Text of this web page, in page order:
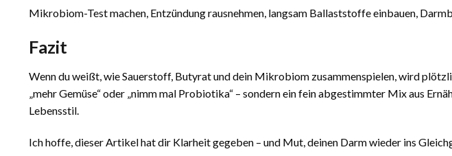
Mikrobiom-Test machen, Entzündung rausnehmen, langsam Ballaststoffe einbauen,
Fazit
Wenn du weißt, wie Sauerstoff, Butyrat und dein Mikrobiom zusammenspielen, wird
„mehr Gemüse“ oder „nimm mal Probiotika“ – sondern ein fein abgestimmter Mix aus
Lebensstil.
Ich hoffe, dieser Artikel hat dir Klarheit gegeben – und Mut, deinen Darm wieder ins